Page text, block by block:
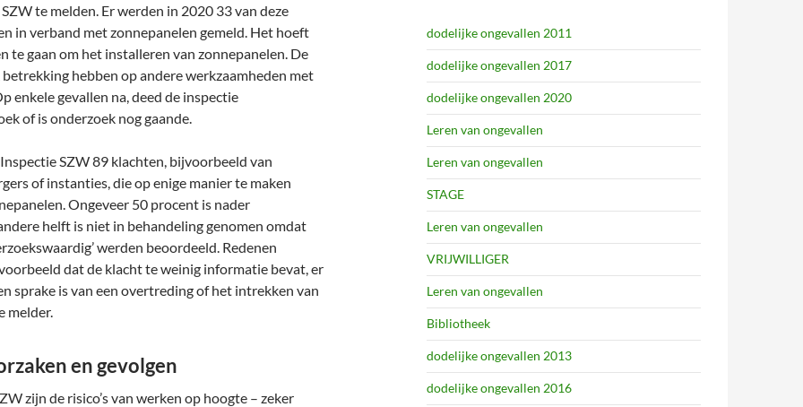
te melden. Er werden in 2020 33 van deze
in verband met zonnepanelen gemeld. Het hoeft
te gaan om het installeren van zonnepanelen. De
hebben op andere werkzaamheden met
enkele gevallen na, deed de inspectie
of is onderzoek nog gaande.
SZW 89 klachten, bijvoorbeeld van
of instanties, die op enige manier te maken
Ongeveer 50 procent is nader
helft is niet in behandeling genomen omdat
werden beoordeeld. Redenen
dat de klacht te weinig informatie bevat, er
sprake is van een overtreding of het intrekken van
melder.
en gevolgen
zijn de risico’s van werken op hoogte – zeker
dodelijke ongevallen 2011
dodelijke ongevallen 2017
dodelijke ongevallen 2020
Leren van ongevallen
Leren van ongevallen
STAGE
Leren van ongevallen
VRIJWILLIGER
Leren van ongevallen
Bibliotheek
dodelijke ongevallen 2013
dodelijke ongevallen 2016